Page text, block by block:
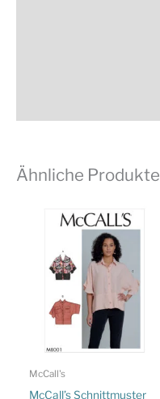
Ähnliche Produkte
McCall's
McCall’s Schnittmuster